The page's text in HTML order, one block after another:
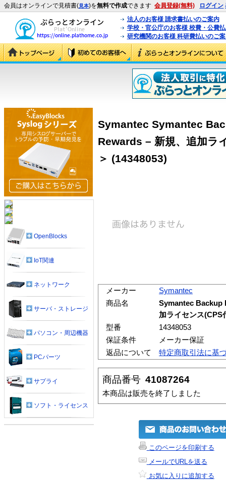
会員はオンラインで見積書(見本)を無料で作成できます 会員登録(無料) ログイン
法人のお客様 請求書払いのご案内
学校・官公庁のお客様 校費・公費
研究機関のお客様 科研費払いのご
Symantec Symantec
Rewards – 新規、追加ラ
＞ (14348053)
メーカー
Symantec
商品名
Symantec Backup
加ライセンス(CPS
型番
14348053
保証条件
メーカー保証
返品について
特定商取引法に基
商品番号 41087264
本商品は販売を終了しました
このページを印刷する
メールでURLを送る
お気に入りに追加する
OpenBlocks
IoT関連
ネットワーク
サーバ・ストレージ
パソコン・周辺機器
PCパーツ
サプライ
ソフト・ライセンス